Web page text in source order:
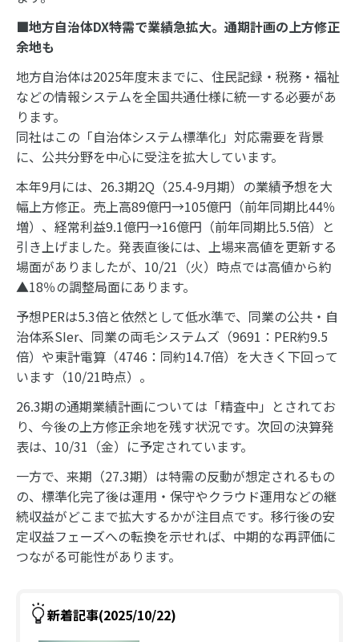
■地方自治体DX特需で業績急拡大。通期計画の上方修正
余地も
地方自治体は2025年度末までに、住民記録・税務・福祉
などの情報システムを全国共通仕様に統一する必要があ
ります。
同社はこの「自治体システム標準化」対応需要を背景
に、公共分野を中心に受注を拡大しています。
本年9月には、26.3期2Q（25.4-9月期）の業績予想を大
幅上方修正。売上高89億円→105億円（前年同期比44％
増）、経常利益9.1億円→16億円（前年同期比5.5倍）と
引き上げました。発表直後には、上場来高値を更新する
場面がありましたが、10/21（火）時点では高値から約
▲18％の調整局面にあります。
予想PERは5.3倍と依然として低水準で、同業の公共・自
治体系SIer、同業の両毛システムズ（9691：PER約9.5
倍）や東計電算（4746：同約14.7倍）を大きく下回って
います（10/21時点）。
26.3期の通期業績計画については「精査中」とされてお
り、今後の上方修正余地を残す状況です。次回の決算発
表は、10/31（金）に予定されています。
一方で、来期（27.3期）は特需の反動が想定されるもの
の、標準化完了後は運用・保守やクラウド運用などの継
続収益がどこまで拡大するかが注目点です。移行後の安
定収益フェーズへの転換を示せれば、中期的な再評価に
つながる可能性があります。
新着記事(2025/10/22)